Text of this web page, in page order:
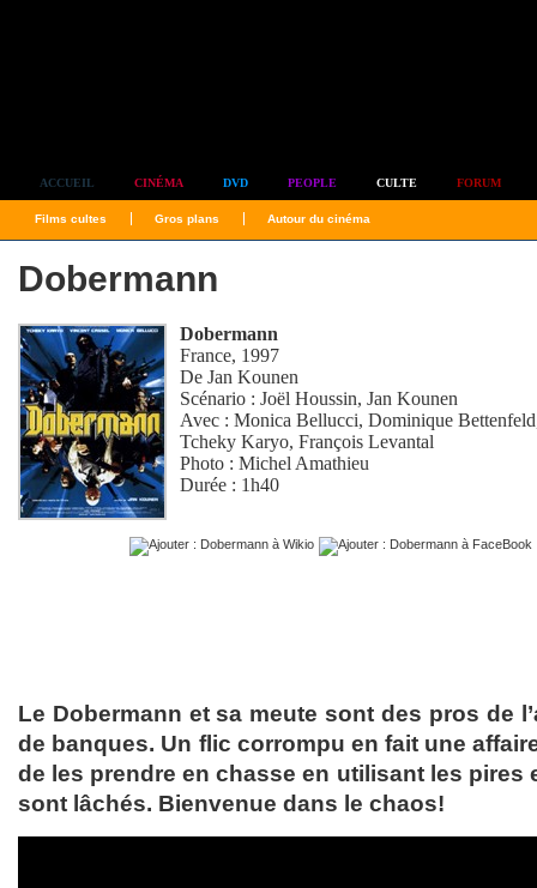
ACCUEIL CINÉMA DVD PEOPLE CULTE FORUM
Films cultes Gros plans Autour du cinéma
Dobermann
Dobermann
France, 1997
DeJan Kounen
Scénario :Joël Houssin,Jan Kounen
Avec :Monica Bellucci,Dominique Bettenfeld
Tcheky Karyo,François Levantal
Photo :Michel Amathieu
Durée : 1h40
Le Dobermann et sa meute sont des pros de
de banques. Un flic corrompu en fait une
de les prendre en chasse en utilisant les pires
sont lâchés. Bienvenue dans le chaos!